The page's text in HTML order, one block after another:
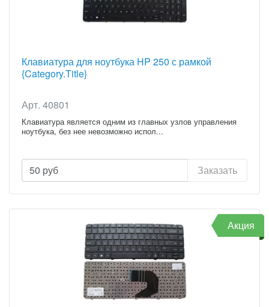
Клавиатура для ноутбука HP 250 с рамкой
{Category.Title}
Арт. 40801
Клавиатура является одним из главных узлов управления
ноутбука, без нее невозможно испол...
50 руб Заказать
Акция